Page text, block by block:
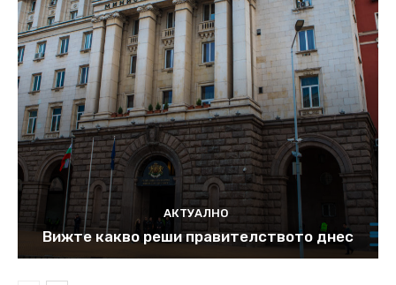
АКТУАЛНО
Вижте какво реши правителството днес